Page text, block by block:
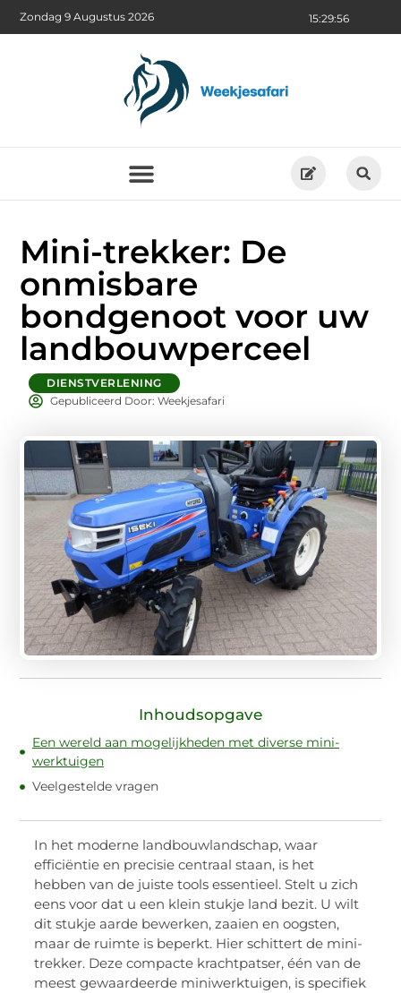
15:29:58
Zondag 9 Augustus 2026
Mini-trekker: De
onmisbare
bondgenoot voor uw
landbouwperceel
DIENSTVERLENING
Gepubliceerd Door: Weekjesafari
Inhoudsopgave
Een wereld aan mogelijkheden met diverse mini-
werktuigen
Veelgestelde vragen
In het moderne landbouwlandschap, waar
efficiëntie en precisie centraal staan, is het
hebben van de juiste tools essentieel. Stelt u zich
eens voor dat u een klein stukje land bezit. U wilt
dit stukje aarde bewerken, zaaien en oogsten,
maar de ruimte is beperkt. Hier schittert de mini-
trekker. Deze compacte krachtpatser, één van de
meest gewaardeerde miniwerktuigen, is specifiek